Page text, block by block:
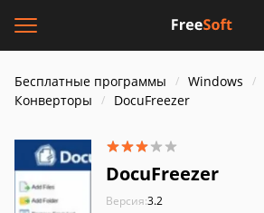
Бесплатные программы Windows
Конверторы
DocuFreezer
DocuFreezer
Версия:3.2